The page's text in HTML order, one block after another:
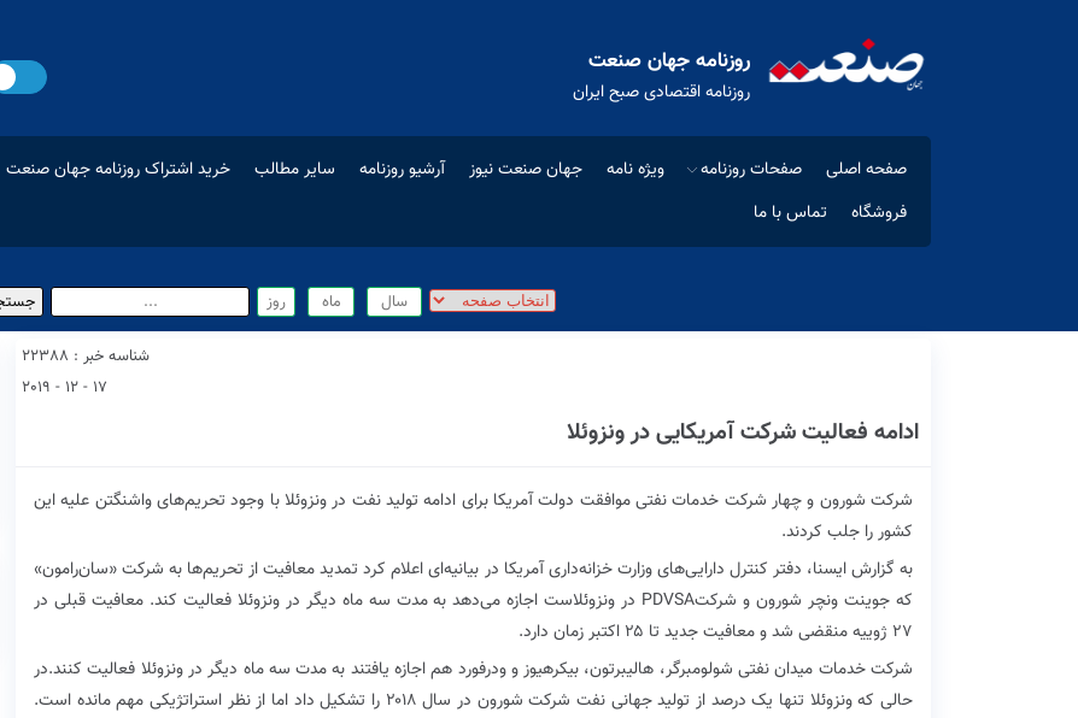
روزنامه جهان صنعت
روزنامه اقتصادی صبح ایران
صفحه اصلی صفحات روزنامه ویژه نامه جهان صنعت نیوز آرشیو روزنامه سایر مطالب
خرید اشتراک روزنامه جهان صنعت
فروشگاه
تماس با ما
شناسه خبر : 22388
17 - 12 - 2019
ادامه فعالیت شرکت آمریکایی در ونزوئلا
شرکت شورون و چهار شرکت خدمات نفتی موافقت دولت آمریکا برای ادامه تولید نفت در ونزوئلا با وجود تحریم‌های واشنگتن علیه این
کشور را جلب کردند.
به گزارش ایسنا، دفتر کنترل دارایی‌های وزارت خزانه‌داری آمریکا در بیانیه‌ای اعلام کرد تمدید معافیت از تحریم‌ها به شرکت «سان‌رامون»
که جوینت ونچر شورون و شرکتPDVSA در ونزوئلاست اجازه می‌دهد به مدت سه ماه دیگر در ونزوئلا فعالیت کند. معافیت قبلی در
۲۷ ژوییه منقضی شد و معافیت جدید تا ۲۵ اکتبر زمان دارد.
شرکت خدمات میدان نفتی شولومبرگر،‌ هالیبرتون، بیکرهیوز و ودرفورد هم اجازه یافتند به مدت سه ماه دیگر در ونزوئلا فعالیت کنند.در
حالی که ونزوئلا تنها یک درصد از تولید جهانی نفت شرکت شورون در سال ۲۰۱۸ را تشکیل داد اما از نظر استراتژیکی مهم مانده است.